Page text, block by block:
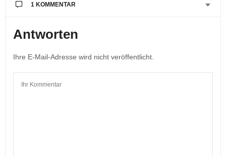
1 KOMMENTAR
Antworten
Ihre E-Mail-Adresse wird nicht veröffentlicht.